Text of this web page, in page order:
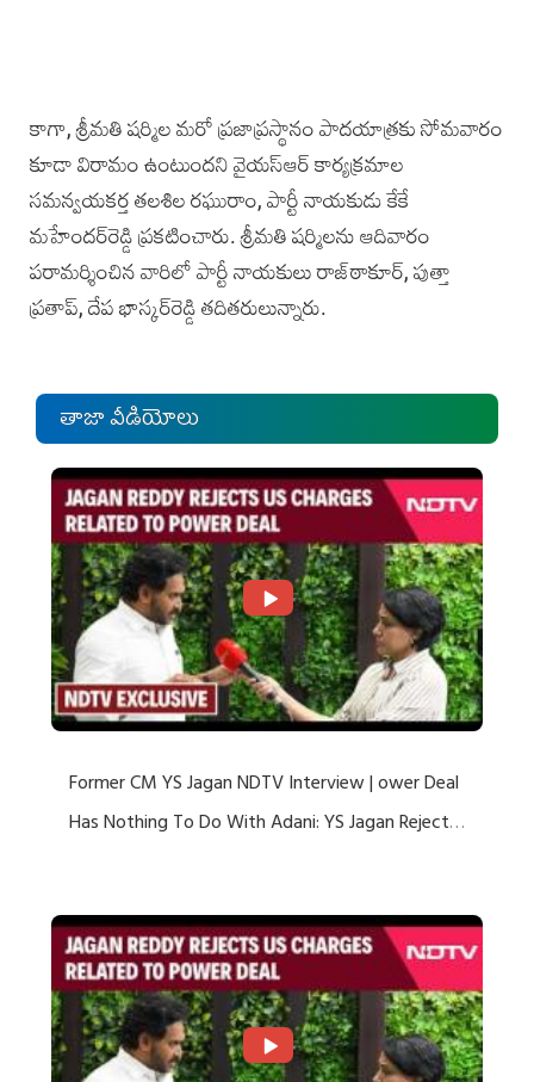
కాగా, శ్రీమతి షర్మిల మరో ప్రజాప్రస్థానం పాదయాత్రకు సోమవారం
కూడా విరామం ఉంటుందని వైయస్‌ఆర్‌ కార్యక్రమాల
సమన్వయకర్త తలశిల రఘురాం, పార్టీ నాయకుడు కేకే
మహేందర్‌రెడ్డి ప్రకటించారు. శ్రీమతి షర్మిలను ఆదివారం
పరామర్శించిన వారిలో పార్టీ నాయకులు రాజ్‌ఠాకూర్, పుత్తా
ప్రతా‌ప్, దేప భాస్క‌ర్‌రెడ్డి తదితరులున్నారు.
తాజా వీడియోలు
Former CM YS Jagan NDTV Interview | ower Deal
Has Nothing To Do With Adani: YS Jagan Rejects